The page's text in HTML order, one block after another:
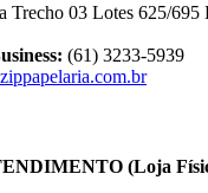
Trecho 03 Lotes 625/
(61) 3233-5939
(Loja